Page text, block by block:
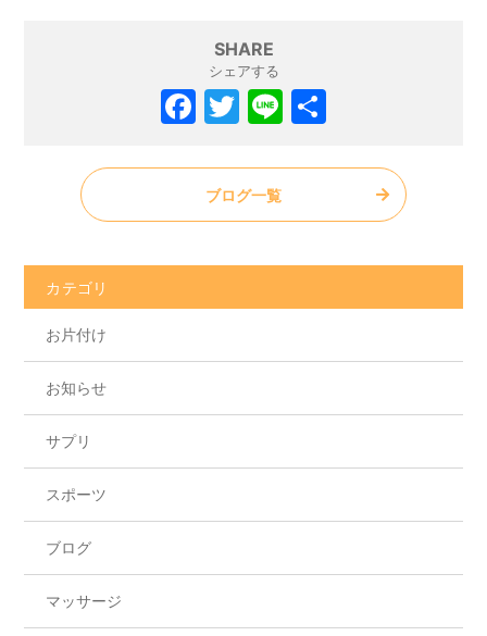
SHARE
シェアする
ブログ一覧
カテゴリ
お片付け
お知らせ
サプリ
スポーツ
ブログ
マッサージ